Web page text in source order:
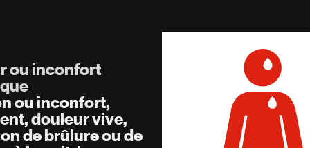
ou inconfort
ou inconfort,
douleur vive,
de brûlure ou de